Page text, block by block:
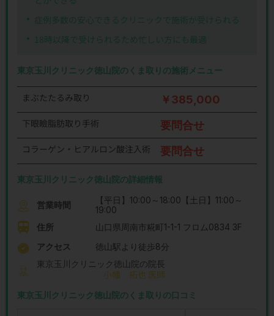
症例多数の安心できるクリニックで施術が受けられる
18時以降で受けられるため忙しい方にも最適
東京玉川クリニック徳山院のくま取りの施術メニュー
まぶたたるみ取り ￥385,000
下眼瞼脂肪取り手術 要問合せ
コラーゲン・ヒアルロン酸注入術 要問合せ
東京玉川クリニック徳山院の詳細情報
営業時間
【平日】10:00～18:00【土日】11:00～
19:00
住所
山口県周南市糀町1-1-1 フロム0834 3F
アクセス
徳山駅より徒歩8分
東京玉川クリニック徳山院の院長
小幡 拓也 医師
東京玉川クリニック徳山院のくま取りの口コミ